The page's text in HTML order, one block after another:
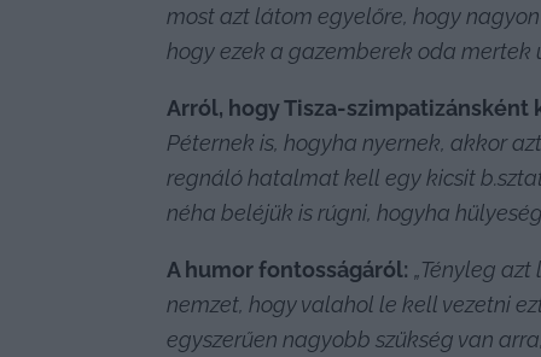
most azt látom egyelőre, hogy
hogy ezek a gazemberek oda mertek
Arról, hogy Tisza-szimpatizánsként
Péternek is, hogyha nyernek, akkor
regnáló hatalmat kell egy kicsit
néha beléjük is rúgni, hogyha
A humor fontosságáról: „Tényleg
nemzet, hogy valahol le kell vezetni
egyszerűen nagyobb szükség van